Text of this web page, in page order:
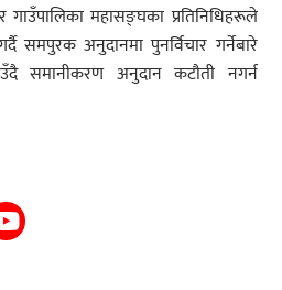
महासङ्घका प्रतिनिधिहरूले
समपुरक अनुदानमा पुनर्विचार गर्नेबारे
अनुदान कटौती नगर्न